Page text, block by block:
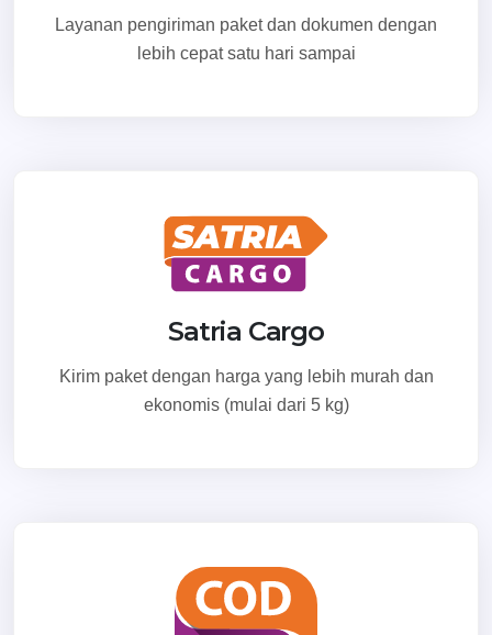
Layanan pengiriman paket dan dokumen dengan
lebih cepat satu hari sampai
Satria Cargo
Kirim paket dengan harga yang lebih murah dan
ekonomis (mulai dari 5 kg)